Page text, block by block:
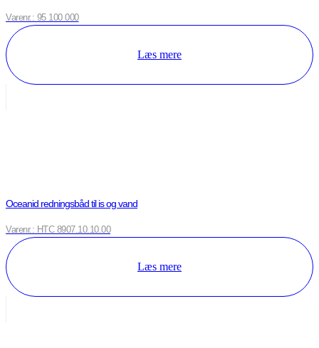
Varenr.: 95 100 000
Læs mere
Oceanid redningsbåd til is og vand
Varenr.: HTC 8907.10.10.00
Læs mere